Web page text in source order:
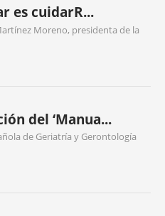
es cuidarR...
Moreno, presidenta de la
del ‘Manua...
de Geriatría y Gerontología